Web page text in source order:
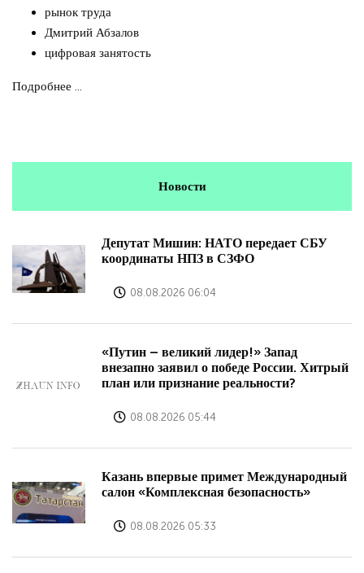
рынок труда
Дмитрий Абзалов
цифровая занятость
Подробнее ...
Новости
Депутат Мишин: НАТО передает СБУ
координаты НПЗ в СЗФО
08.08.2026 06:04
«Путин – великий лидер!» Запад
внезапно заявил о победе России. Хитрый
план или признание реальности?
08.08.2026 05:44
Казань впервые примет Международный
салон «Комплексная безопасность»
08.08.2026 05:33